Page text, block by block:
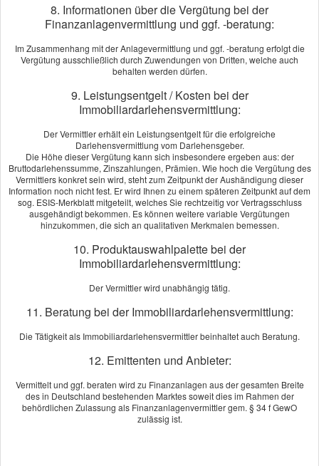
zusassemzufassen und zu ver­gleichen. Ich hatt...
Orange Blossom Berlin aus Berlin, GF am 25.06.2024:
Gottlob gibt es Herr´n Zimmermanns. Top Beratung,
maßgeschneiderte Produkte, persönlicher Service und Hundelieb ist er
auch. Alle Versicherungen nur noch über Zimmermanns Ver­
Herzlichst....
mehr ]
Susanne Wachsmann-Jesseaus Berlin, Gesundheitscoaching
am 16.09.2022:
Herr Zimmermanns konnte für meine speziellen Anforderungen das
waren ausgezeichnet, wofür ich mich an dieser Stelle noch einmal
herzlich bedanke. Herrn Zimmermanns kompetente Beratung
empfehle ich sehr gerne weiter.
Christian Peukeraus Berlin, Geschäftsführer am 13.09.2022:
Ich muss sagen, dass ich ohne die Unterstützung von Herrn
Engagement und Fachkenntnis im Bereich des Versicherungswesen
sind hilfreich und wertvoll. Deshalb kann ich ihn nur weiterempfehlen.
8. Informationen über die Vergütung bei der
Finanzanlagenvermittlung und ggf. -beratung:
Im Zusammenhang mit der Anlagevermittlung und ggf. -beratung erfolgt die
Vergütung ausschließlich durch Zuwendungen von Dritten, welche auch
behalten werden dürfen.
9. Leistungsentgelt / Kosten bei der
Immobiliardarlehensvermittlung:
Der Vermittler erhält ein Leistungsentgelt für die erfolgreiche
Darlehensvermittlung vom Darlehensgeber.
Die Höhe dieser Vergütung kann sich insbesondere ergeben aus: der
Bruttodarlehenssumme, Zinszahlungen, Prämien. Wie hoch die Vergütung des
Vermittlers konkret sein wird, steht zum Zeitpunkt der Aushändigung dieser
Information noch nicht fest. Er wird Ihnen zu einem späteren Zeitpunkt auf dem
sog. ESIS-Merkblatt mitgeteilt, welches Sie rechtzeitig vor Vertragsschluss
ausgehändigt bekommen. Es können weitere variable Vergütungen
hinzukommen, die sich an qualitativen Merkmalen bemessen.
10. Produktauswahlpalette bei der
Immobiliardarlehensvermittlung:
Der Vermittler wird unabhängig tätig.
11. Beratung bei der Immobiliardarlehensvermittlung:
Die Tätigkeit als Immobiliardarlehensvermittler beinhaltet auch Beratung.
12. Emittenten und Anbieter:
Vermittelt und ggf. beraten wird zu Finanzanlagen aus der gesamten Breite
des in Deutschland bestehenden Marktes soweit dies im Rahmen der
behördlichen Zulassung als Finanzanlagenvermittler gem. § 34 f GewO
zulässig ist.